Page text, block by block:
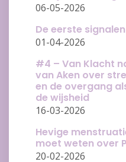
06-05-2026
De eerste
01-04-2026
#4 – Van Klacht
van Aken over
en de overgang
de wijsheid
16-03-2026
Hevige
moet weten over
20-02-2026